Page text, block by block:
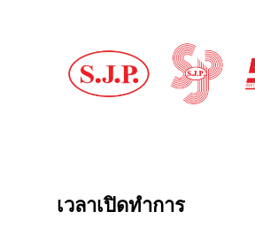
เวลาเปิดทำการ